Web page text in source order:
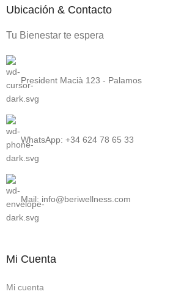
Ubicación & Contacto
Tu Bienestar te espera
President Macià 123 - Palamos
WhatsApp: +34 624 78 65 33
Mail: info@beriwellness.com
Mi Cuenta
Mi cuenta